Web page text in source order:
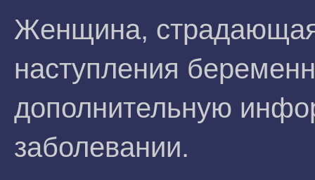
Женщина,
наступления
дополнительную
заболевании.